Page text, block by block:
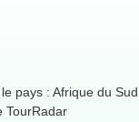
pays : Afrique du Sud
TourRadar